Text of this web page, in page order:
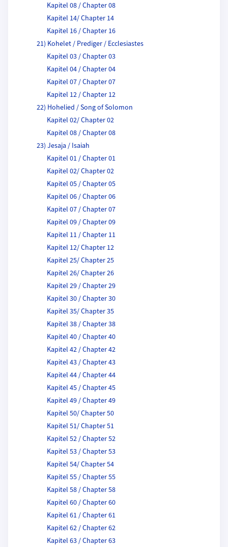
Kapitel 08 / Chapter 08
Kapitel 14/ Chapter 14
Kapitel 16 / Chapter 16
21) Kohelet / Prediger / Ecclesiastes
Kapitel 03 / Chapter 03
Kapitel 04 / Chapter 04
Kapitel 07 / Chapter 07
Kapitel 12 / Chapter 12
22) Hohelied / Song of Solomon
Kapitel 02/ Chapter 02
Kapitel 08 / Chapter 08
23) Jesaja / Isaiah
Kapitel 01 / Chapter 01
Kapitel 02/ Chapter 02
Kapitel 05 / Chapter 05
Kapitel 06 / Chapter 06
Kapitel 07 / Chapter 07
Kapitel 09 / Chapter 09
Kapitel 11 / Chapter 11
Kapitel 12/ Chapter 12
Kapitel 25/ Chapter 25
Kapitel 26/ Chapter 26
Kapitel 29 / Chapter 29
Kapitel 30 / Chapter 30
Kapitel 35/ Chapter 35
Kapitel 38 / Chapter 38
Kapitel 40 / Chapter 40
Kapitel 42 / Chapter 42
Kapitel 43 / Chapter 43
Kapitel 44 / Chapter 44
Kapitel 45 / Chapter 45
Kapitel 49 / Chapter 49
Kapitel 50/ Chapter 50
Kapitel 51/ Chapter 51
Kapitel 52 / Chapter 52
Kapitel 53 / Chapter 53
Kapitel 54/ Chapter 54
Kapitel 55 / Chapter 55
Kapitel 58 / Chapter 58
Kapitel 60 / Chapter 60
Kapitel 61 / Chapter 61
Kapitel 62 / Chapter 62
Kapitel 63 / Chapter 63